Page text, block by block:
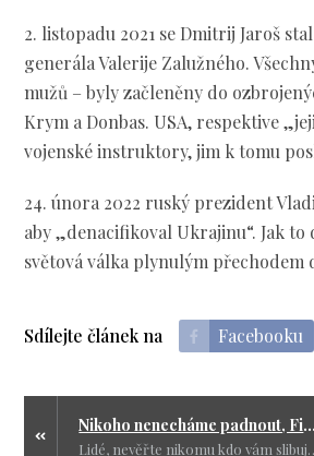
2. listopadu 2021 se Dmitrij Jaroš
generála Valerije Zalužného.
mužů – byly začleněny do
Krym a Donbas. USA, respektive
vojenské instruktory, jim k tomu
24. února 2022 ruský prezident
aby „denacifikoval Ukrajinu“. Jak
světová válka plynulým přechodem
Sdílejte článek na Facebooku
Nikoho nenecháme padnout, Fialova slova
Lidé, nevěřte nikomu kdo vám slibuje světlé zítřky, protože